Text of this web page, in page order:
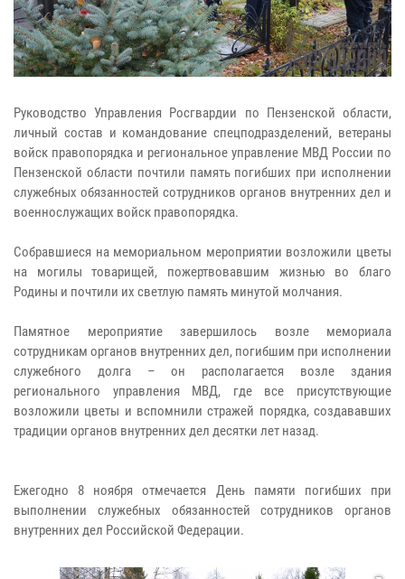
Руководство Управления Росгвардии по Пензенской области,
личный состав и командование спецподразделений, ветераны
войск правопорядка и региональное управление МВД России по
Пензенской области почтили память погибших при исполнении
служебных обязанностей сотрудников органов внутренних дел и
военнослужащих войск правопорядка.
Собравшиеся на мемориальном мероприятии возложили цветы
на могилы товарищей, пожертвовавшим жизнью во благо
Родины и почтили их светлую память минутой молчания.
Памятное мероприятие завершилось возле мемориала
сотрудникам органов внутренних дел, погибшим при исполнении
служебного долга – он располагается возле здания
регионального управления МВД, где все присутствующие
возложили цветы и вспомнили стражей порядка, создававших
традиции органов внутренних дел десятки лет назад.
Ежегодно 8 ноября отмечается День памяти погибших при
выполнении служебных обязанностей сотрудников органов
внутренних дел Российской Федерации.